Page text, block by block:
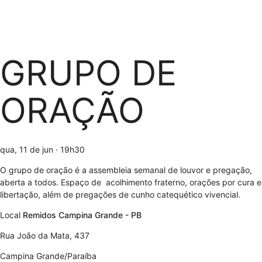
GRUPO DE
ORAÇÃO
qua, 11 de jun · 19h30
O grupo de oração é a assembleia semanal de louvor e pregação,
aberta a todos. Espaço de acolhimento fraterno, orações por cura e
libertação, além de pregações de cunho catequético vivencial.
Local Remidos Campina Grande - PB
Rua João da Mata, 437
Campina Grande/Paraíba